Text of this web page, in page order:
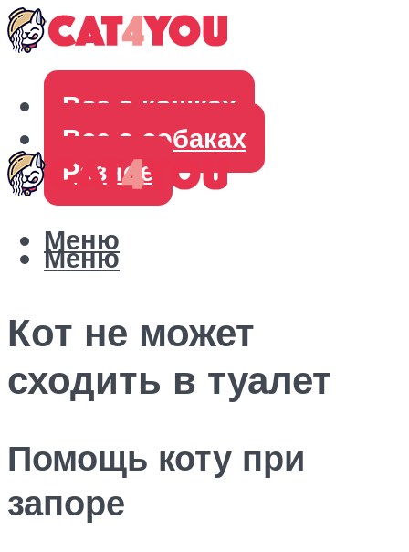
Все о кошках
Все о собаках
Разное
Меню
Меню
Кот не может
сходить в туалет
Помощь коту при
запоре